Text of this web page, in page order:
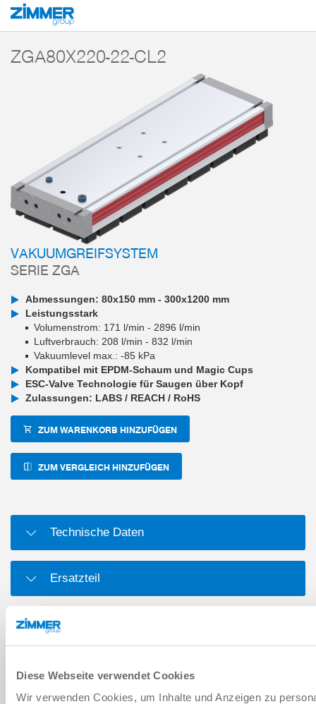
Diese Webseite verwendet Cookies
Wir verwenden Cookies, um Inhalte und Anzeigen zu
Start Produkte
ZGA80X220-22-CL2
VAKUUMGREIFSYSTEM
SERIE ZGA
Abmessungen: 80x150 mm - 300x1200 mm
Leistungsstark
Volumenstrom: 171 l/min - 2896 l/min
Luftverbrauch: 208 l/min - 832 l/min
Vakuumlevel max.: -85 kPa
Kompatibel mit EPDM-Schaum und Magic Cups
ESC-Valve Technologie für Saugen über Kopf
Zulassungen: LABS / REACH / RoHS
ZUM WARENKORB HINZUFÜGEN
ZUM VERGLEICH HINZUFÜGEN
Technische Daten
Ersatzteil
Verschleißteil
DOWNLOADS